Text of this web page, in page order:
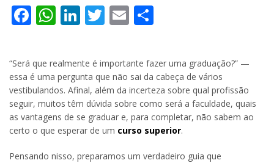
Facebook
WhatsApp
LinkedIn
Twitter
Email
“Será que realmente é importante fazer uma graduação?” —
essa é uma pergunta que não sai da cabeça de vários
vestibulandos. Afinal, além da incerteza sobre qual profissão
seguir, muitos têm dúvida sobre como será a faculdade, quais
as vantagens de se graduar e, para completar, não sabem ao
certo o que esperar de um curso superior.
Pensando nisso, preparamos um verdadeiro guia que